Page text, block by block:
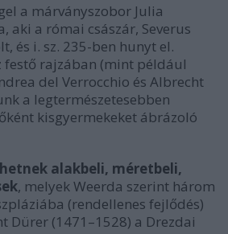
a márványszobor Julia
aki a római császár, Severus
és i. sz. 235-ben hunyt el.
festő rajzában (mint például
del Verrocchio és Albrecht
a legtermészetesebben
kisgyermekeket ábrázoló
alakbeli, méretbeli,
, melyek Weerda szerint három
(rendellenes fejlődés)
Dürer (1471–1528) a Drezdai